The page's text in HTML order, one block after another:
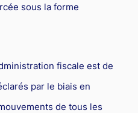
sous la forme
fiscale est de
par le biais en
de tous les